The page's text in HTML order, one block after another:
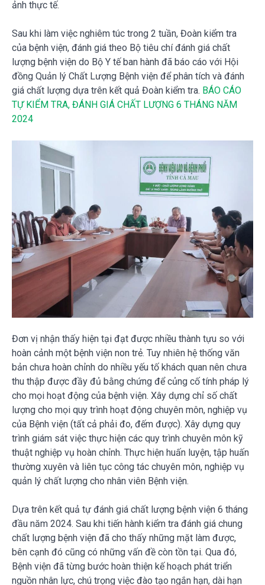
ảnh thực tế.
Sau khi làm việc nghiêm túc trong 2 tuần, Đoàn kiểm tra
của bệnh viện, đánh giá theo Bộ tiêu chí đánh giá chất
lượng bệnh viện do Bộ Y tế ban hành đã báo cáo với Hội
đồng Quản lý Chất Lượng Bệnh viện để phân tích và đánh
giá chất lượng dựa trên kết quả Đoàn kiểm tra. BÁO CÁO
TỰ KIỂM TRA, ĐÁNH GIÁ CHẤT LƯỢNG 6 THÁNG NĂM
2024
Đơn vị nhận thấy hiện tại đạt được nhiều thành tựu so với
hoàn cảnh một bệnh viện non trẻ. Tuy nhiên hệ thống văn
bản chưa hoàn chỉnh do nhiều yếu tố khách quan nên chưa
thu thập được đầy đủ bằng chứng để củng cố tính pháp lý
cho mọi hoạt động của bệnh viện. Xây dựng chỉ số chất
lượng cho mọi quy trình hoạt động chuyên môn, nghiệp vụ
của Bệnh viện (tất cả phải đo, đếm được). Xây dựng quy
trình giám sát việc thực hiện các quy trình chuyên môn kỹ
thuật nghiệp vụ hoàn chỉnh. Thực hiện huấn luyện, tập huấn
thường xuyên và liên tục công tác chuyên môn, nghiệp vụ
quản lý chất lượng cho nhân viên Bệnh viện.
Dựa trên kết quả tự đánh giá chất lượng bệnh viện 6 tháng
đầu năm 2024. Sau khi tiến hành kiểm tra đánh giá chung
chất lượng bệnh viện đã cho thấy những mặt làm được,
bên cạnh đó cũng có những vấn đề còn tồn tại. Qua đó,
Bệnh viện đã từng bước hoàn thiện kế hoạch phát triển
nguồn nhân lực, chú trọng việc đào tạo ngắn hạn, dài hạn